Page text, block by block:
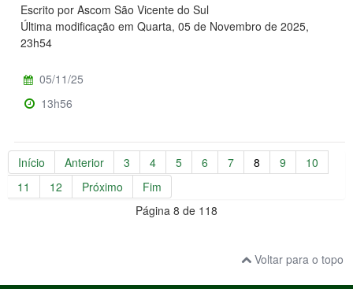
Escrito por Ascom São Vicente do Sul
Última modificação em Quarta, 05 de Novembro de 2025,
23h54
05/11/25
13h56
Início Anterior 3 4 5 6 7 8 9
10
11
12 Próximo
Fim
Página 8 de 118
Voltar para o topo